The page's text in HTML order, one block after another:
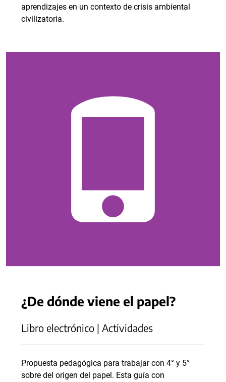
aprendizajes en un contexto de crisis ambiental
civilizatoria.
¿De dónde viene el papel?
Libro electrónico | Actividades
Propuesta pedagógica para trabajar con 4° y 5°
sobre del origen del papel. Esta guía con